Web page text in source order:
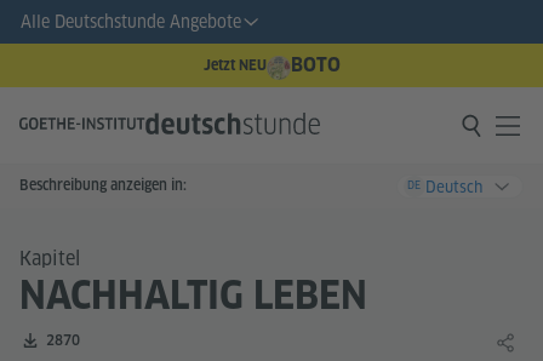
Alle Deutschstunde Angebote
Jetzt NEU BOTO
Beschreibung anzeigen in: DE Deutsch
Kapitel
NACHHALTIG LEBEN
Zahl der Downloads:
2870